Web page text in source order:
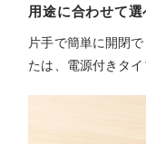
用途に合わせて
片手で簡単に開閉
たは、電源付きタイ